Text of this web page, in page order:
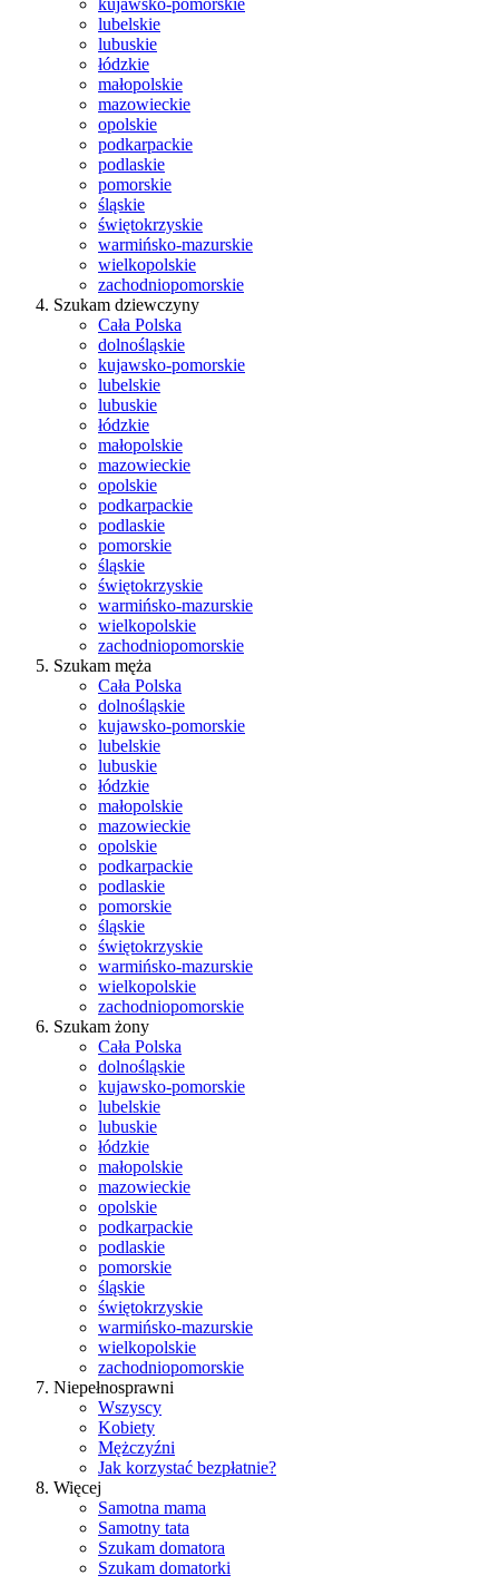
kujawsko-pomorskie
lubelskie
lubuskie
łódzkie
małopolskie
mazowieckie
opolskie
podkarpackie
podlaskie
pomorskie
śląskie
świętokrzyskie
warmińsko-mazurskie
wielkopolskie
zachodniopomorskie
Szukam dziewczyny
Cała Polska
dolnośląskie
kujawsko-pomorskie
lubelskie
lubuskie
łódzkie
małopolskie
mazowieckie
opolskie
podkarpackie
podlaskie
pomorskie
śląskie
świętokrzyskie
warmińsko-mazurskie
wielkopolskie
zachodniopomorskie
Szukam męża
Cała Polska
dolnośląskie
kujawsko-pomorskie
lubelskie
lubuskie
łódzkie
małopolskie
mazowieckie
opolskie
podkarpackie
podlaskie
pomorskie
śląskie
świętokrzyskie
warmińsko-mazurskie
wielkopolskie
zachodniopomorskie
Szukam żony
Cała Polska
dolnośląskie
kujawsko-pomorskie
lubelskie
lubuskie
łódzkie
małopolskie
mazowieckie
opolskie
podkarpackie
podlaskie
pomorskie
śląskie
świętokrzyskie
warmińsko-mazurskie
wielkopolskie
zachodniopomorskie
Niepełnosprawni
Wszyscy
Kobiety
Mężczyźni
Jak korzystać bezpłatnie?
Więcej
Samotna mama
Samotny tata
Szukam domatora
Szukam domatorki